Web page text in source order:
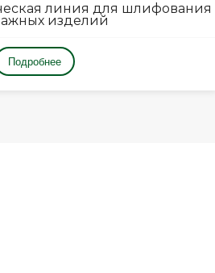
линия для шлифования
изделий
Подробнее